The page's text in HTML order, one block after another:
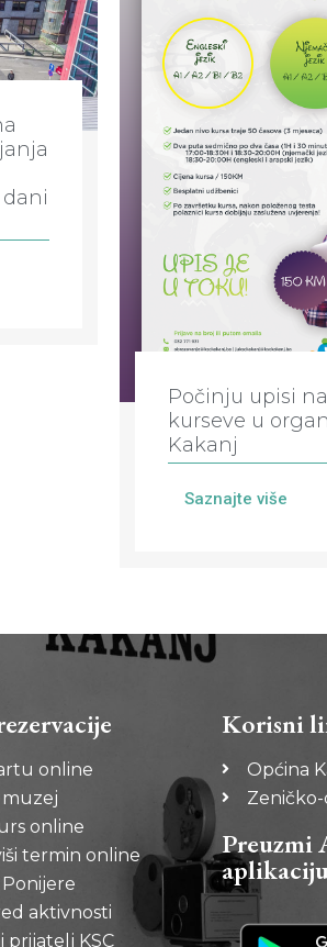
Počinju upisi
kurseve u
Kakanj
Saznajte više
online
muzej
online
termin online
aktivnosti
prijatelj KSC
Korisni
Općina
Preuzmi